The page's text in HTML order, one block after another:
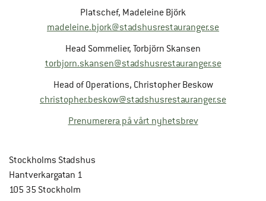
Platschef, Madeleine Björk
madeleine.bjork@stadshusrestauranger.se
Head Sommelier, Torbjörn Skansen
torbjorn.skansen@stadshusrestauranger.se
Head of Operations, Christopher Beskow
christopher.beskow@stadshusrestauranger.se
Prenumerera på vårt nyhetsbrev
Stockholms Stadshus
Hantverkargatan 1
105 35 Stockholm